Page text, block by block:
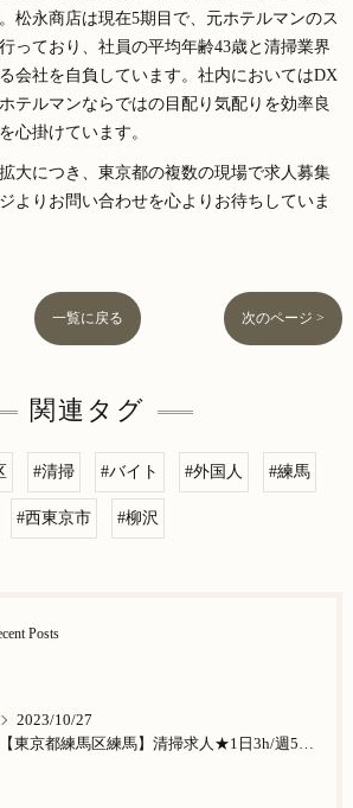
松永商店は現在5期目で、元ホテルマンのス
っており、社員の平均年齢43歳と清掃業界
会社を自負しています。社内においてはDX
テルマンならではの目配り気配りを効率良
心掛けています。
大につき、東京都の複数の現場で求人募集
よりお問い合わせを心よりお待ちしていま
一覧に戻る 次のページ >
関連タグ
#清掃 #バイト #外国人 #練馬
#西東京市 #柳沢
Posts
2023/10/27
【東京都練馬区練馬】清掃求人★1日3h/週5日/祝日お休み★谷原在住の方歓迎